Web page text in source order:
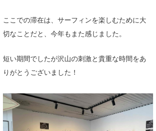
ここでの滞在は、サーフィンを楽しむために大
切なことだと、今年もまた感じました。
短い期間でしたが沢山の刺激と貴重な時間をあ
りがとうございました！